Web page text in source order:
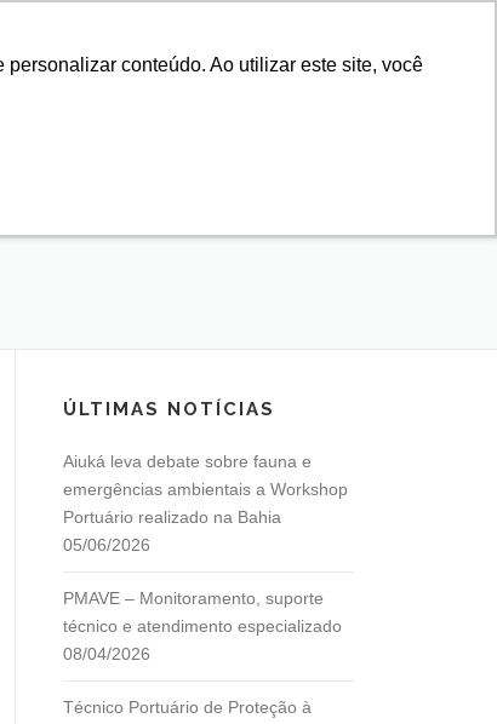
conteúdo. Ao utilizar este site, você
ÚLTIMAS NOTÍCIAS
Aiuká leva debate sobre fauna e
emergências ambientais a Workshop
Portuário realizado na Bahia
05/06/2026
PMAVE – Monitoramento, suporte
técnico e atendimento especializado
08/04/2026
Técnico Portuário de Proteção à